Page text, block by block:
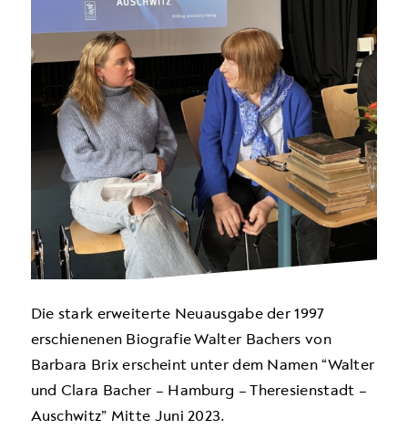
Die stark erweiterte Neuausgabe der 1997
erschienenen Biografie Walter Bachers von
Barbara Brix erscheint unter dem Namen “Walter
und Clara Bacher – Hamburg – Theresienstadt –
Auschwitz” Mitte Juni 2023.